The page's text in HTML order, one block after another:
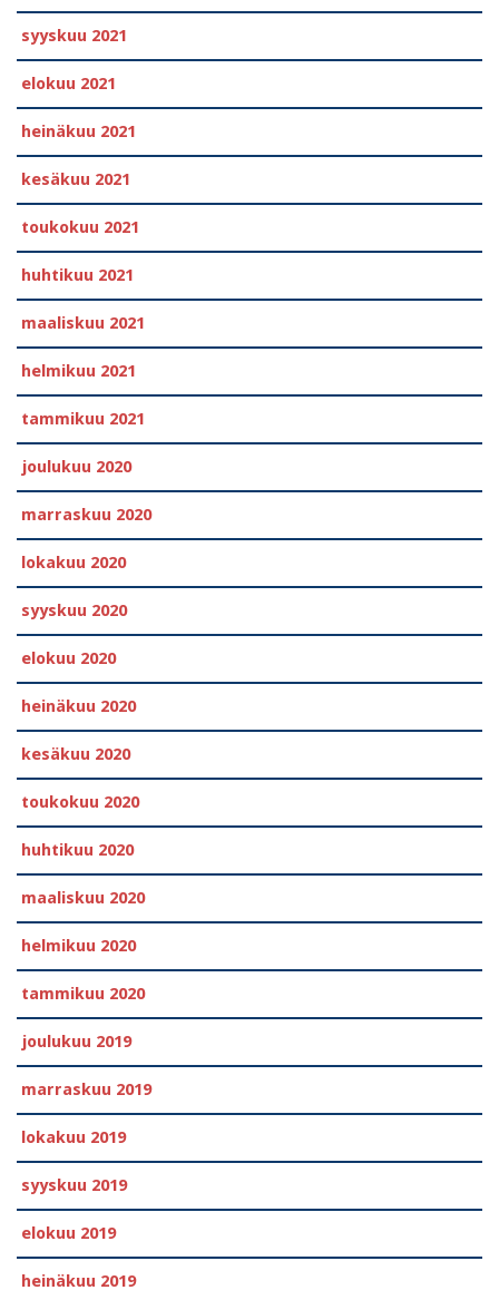
syyskuu 2021
elokuu 2021
heinäkuu 2021
kesäkuu 2021
toukokuu 2021
huhtikuu 2021
maaliskuu 2021
helmikuu 2021
tammikuu 2021
joulukuu 2020
marraskuu 2020
lokakuu 2020
syyskuu 2020
elokuu 2020
heinäkuu 2020
kesäkuu 2020
toukokuu 2020
huhtikuu 2020
maaliskuu 2020
helmikuu 2020
tammikuu 2020
joulukuu 2019
marraskuu 2019
lokakuu 2019
syyskuu 2019
elokuu 2019
heinäkuu 2019